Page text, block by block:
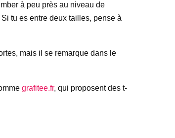
à peu près au niveau de
tu es entre deux tailles, pense à
mais il se remarque dans le
grafitee.fr, qui proposent des t-